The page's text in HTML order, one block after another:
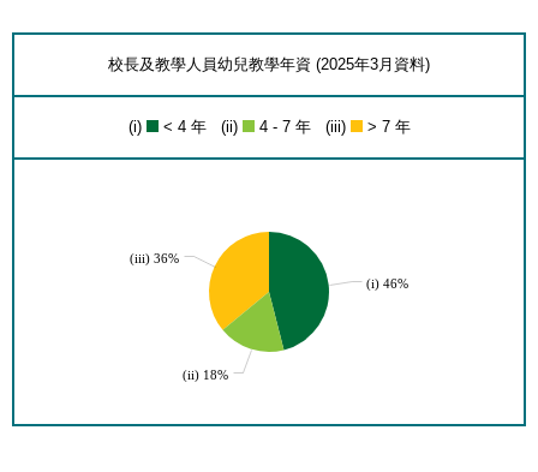
校長及教學人員幼兒教學年資 (2025年3月資料)
(i) < 4 年 (ii) 4 - 7 年 (iii) > 7 年
(iii) 36%
(i) 46%
(ii) 18%